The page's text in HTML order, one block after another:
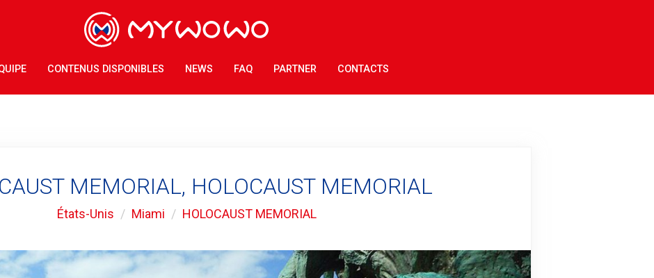
CONTENUS DISPONIBLES NEWS FAQ PARTNER CONTACTS
MEMORIAL, HOLOCAUST MEMORIAL
États-Unis Miami HOLOCAUST MEMORIAL